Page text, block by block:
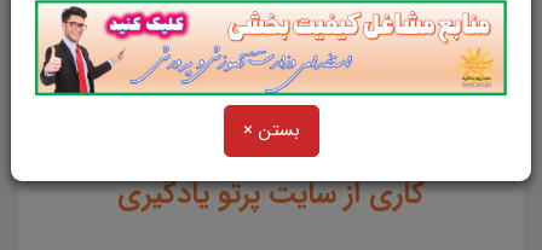
بستن ×
ورود به سایر منابع آزمون داوری
و میانجی گری
کاری از سایت پرتو یادگیری